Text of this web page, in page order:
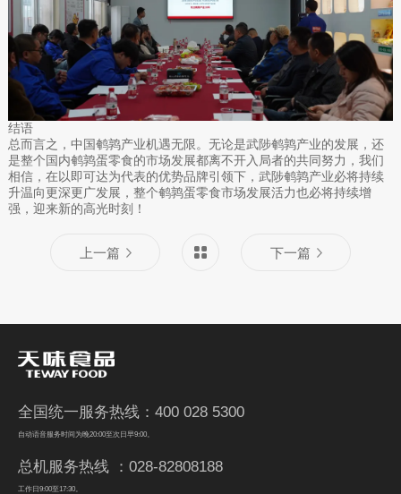
结语
总而言之，中国鹌鹑产业机遇无限。无论是武陟鹌鹑产业的发展，还
是整个国内鹌鹑蛋零食的市场发展都离不开入局者的共同努力，我们
相信，在以即可达为代表的优势品牌引领下，武陟鹌鹑产业必将持续
升温向更深更广发展，整个鹌鹑蛋零食市场发展活力也必将持续增
强，迎来新的高光时刻！
上一篇 下一篇
全国统一服务热线：400 028 5300
自动语音服务时间为晚20:00至次日早9:00。
总机服务热线 ：028-82808188
工作日9:00至17:30。